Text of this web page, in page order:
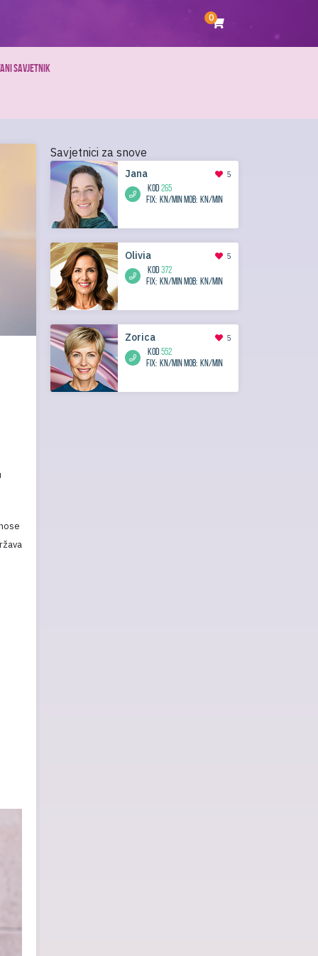
0
SAVJETNIK
Savjetnici za snove
Jana 5
KOD 265
Fix: kn/min Mob: kn/min
Olivia 5
KOD 372
Fix: kn/min Mob: kn/min
Zorica 5
KOD 552
Fix: kn/min Mob: kn/min